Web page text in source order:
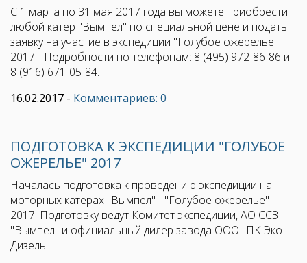
С 1 марта по 31 мая 2017 года вы можете приобрести
любой катер "Вымпел" по специальной цене и подать
заявку на участие в экспедиции "Голубое ожерелье
2017"! Подробности по телефонам: 8 (495) 972-86-86 и
8 (916) 671-05-84.
16.02.2017 - Комментариев: 0
ПОДГОТОВКА К ЭКСПЕДИЦИИ "ГОЛУБОЕ
ОЖЕРЕЛЬЕ" 2017
Началась подготовка к проведению экспедиции на
моторных катерах "Вымпел" - "Голубое ожерелье"
2017. Подготовку ведут Комитет экспедиции, АО ССЗ
"Вымпел" и официальный дилер завода ООО "ПК Эко
Дизель".